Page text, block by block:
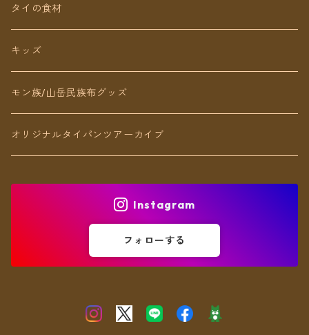
ネックレス
リング
ブレスレット
アンクレット
タイの食材
キッズ
モン族/山岳民族布グッズ
オリジナルタイパンツアーカイブ
Instagram
フォローする